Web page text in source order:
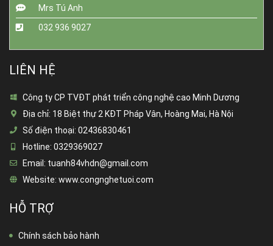
Mrs Tú Anh
032 936 9027
LIÊN HỆ
Công ty CP TVĐT phát triển công nghệ cao Minh Dương
Địa chỉ: 18 Biệt thự 2 KĐT Pháp Vân, Hoàng Mai, Hà Nội
Số điện thoại: 02436830461
Hotline: 0329369027
Email: tuanh84vhdn@gmail.com
Website: www.congnghetuoi.com
HỖ TRỢ
Chính sách bảo hành